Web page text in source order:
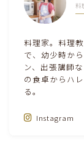
育児徒然
その他徒然
料
料理家。料理
で、幼少時か
ン、出張講師
の食卓からハ
る。
Instagram